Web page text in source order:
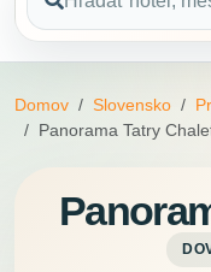
Domov Slovensko
Panorama Tatry